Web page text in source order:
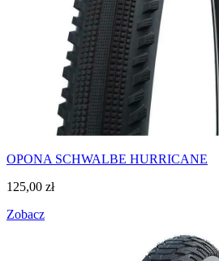
OPONA SCHWALBE HURRICANE
125,00 zł
Zobacz